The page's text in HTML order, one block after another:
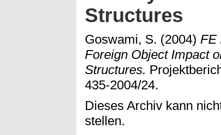
Structures
Goswami, S. (2004) FE
Foreign Object Impact
Structures.
435-2004/24.
Dieses Archiv kann
stellen.